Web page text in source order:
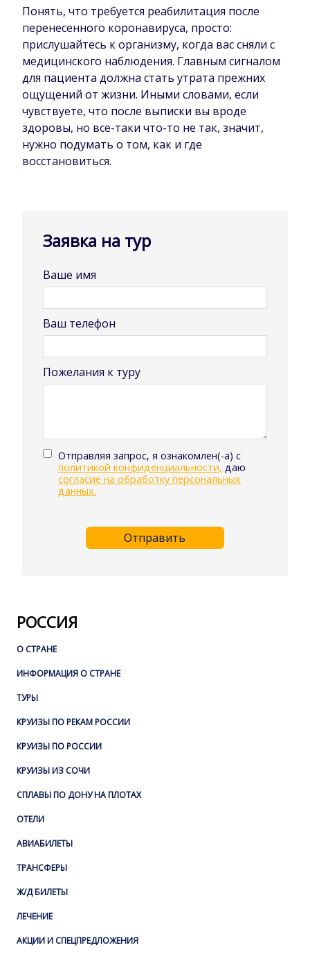
Понять, что требуется реабилитация после
перенесенного коронавируса, просто:
прислушайтесь к организму, когда вас сняли с
медицинского наблюдения. Главным сигналом
для пациента должна стать утрата прежних
ощущений от жизни. Иными словами, если
чувствуете, что после выписки вы вроде
здоровы, но все-таки что-то не так, значит,
нужно подумать о том, как и где
восстановиться.
Заявка на тур
Ваше имя
Ваш телефон
Пожелания к туру
Отправляя запрос, я ознакомлен(-а) с
политикой конфиденциальности, даю
согласие на обработку персональных
данных.
Отправить
РОССИЯ
О СТРАНЕ
ИНФОРМАЦИЯ О СТРАНЕ
ТУРЫ
КРУИЗЫ ПО РЕКАМ РОССИИ
КРУИЗЫ ПО РОССИИ
КРУИЗЫ ИЗ СОЧИ
СПЛАВЫ ПО ДОНУ НА ПЛОТАХ
ОТЕЛИ
АВИАБИЛЕТЫ
ТРАНСФЕРЫ
Ж/Д БИЛЕТЫ
ЛЕЧЕНИЕ
АКЦИИ И СПЕЦПРЕДЛОЖЕНИЯ